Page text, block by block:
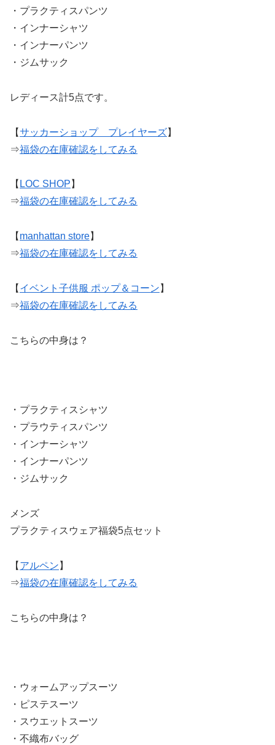
・プラクティスパンツ
・インナーシャツ
・インナーパンツ
・ジムサック
レディース計5点です。
【サッカーショップ プレイヤーズ】
⇒福袋の在庫確認をしてみる
【 LOC SHOP 】
⇒福袋の在庫確認をしてみる
【 manhattan store】
⇒福袋の在庫確認をしてみる
【 イベント子供服 ポップ＆コーン 】
⇒福袋の在庫確認をしてみる
こちらの中身は？
・プラクティスシャツ
・プラウティスパンツ
・インナーシャツ
・インナーパンツ
・ジムサック
メンズ
プラクティスウェア福袋5点セット
【 アルペン 】
⇒福袋の在庫確認をしてみる
こちらの中身は？
・ウォームアップスーツ
・ピステスーツ
・スウエットスーツ
・不織布バッグ